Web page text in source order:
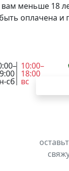
меньше 18
оплачена
сб
10:00–
18:00
вс